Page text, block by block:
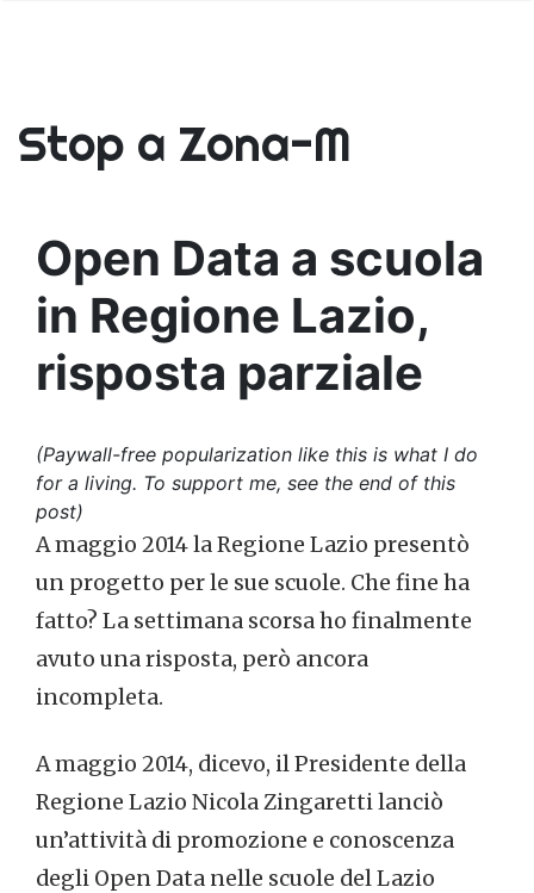
Stop a Zona-M
Open Data a scuola
in Regione Lazio,
risposta parziale
(Paywall-free popularization like this is what I do
for a living. To support me, see the end of this
post)
A maggio 2014 la Regione Lazio presentò
un progetto per le sue scuole. Che fine ha
fatto? La settimana scorsa ho finalmente
avuto una risposta, però ancora
incompleta.
A maggio 2014, dicevo, il Presidente della
Regione Lazio Nicola Zingaretti lanciò
un’attività di promozione e conoscenza
degli Open Data nelle scuole del Lazio